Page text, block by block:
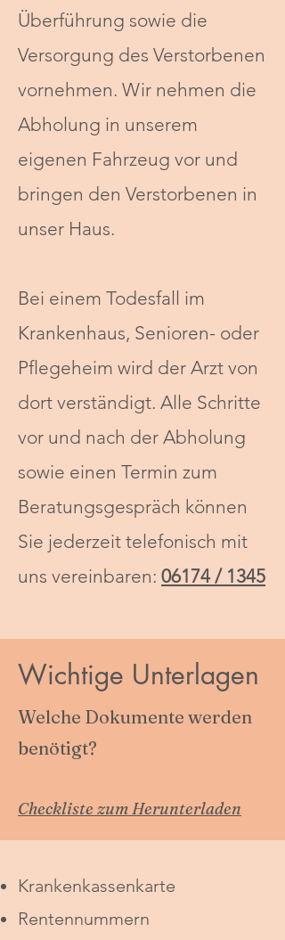
Überführung sowie die
Versorgung des Verstorbenen
vornehmen. Wir nehmen die
Abholung in unserem
eigenen Fahrzeug vor und
bringen den Verstorbenen in
unser Haus.
Bei einem Todesfall im
Krankenhaus, Senioren- oder
Pflegeheim wird der Arzt von
dort verständigt. Alle Schritte
vor und nach der Abholung
sowie einen Termin zum
Beratungsgespräch können
Sie jederzeit telefonisch mit
uns vereinbaren: 06174 / 1345
Wichtige Unterlagen
Welche Dokumente werden
benötigt?
Checkliste zum Herunterladen
Krankenkassenkarte
Rentennummern